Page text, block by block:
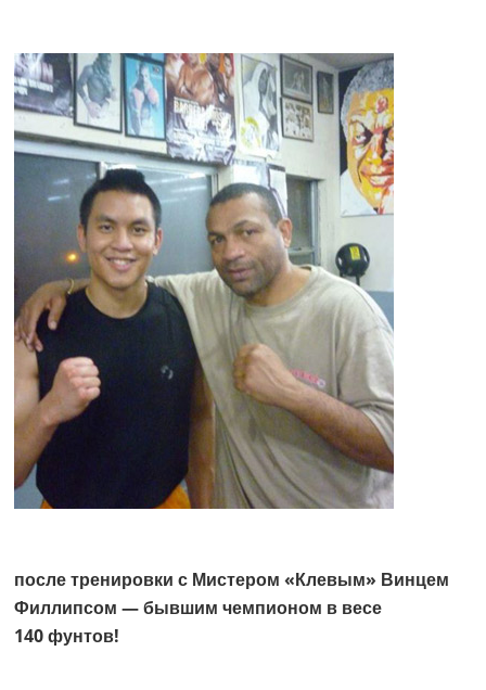
после тренировки с Мистером «Клевым» Винцем
Филлипсом — бывшим чемпионом в весе
140 фунтов!